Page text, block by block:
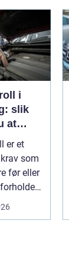
i
slik
at
er et
som
før eller